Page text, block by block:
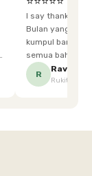
I say thankyou
Bulan yang super happy! banyak
kumpul bareng
semua bahagia
mgkn saran dari air aja & kebersihan lebih di
R
Ravena
Rukita